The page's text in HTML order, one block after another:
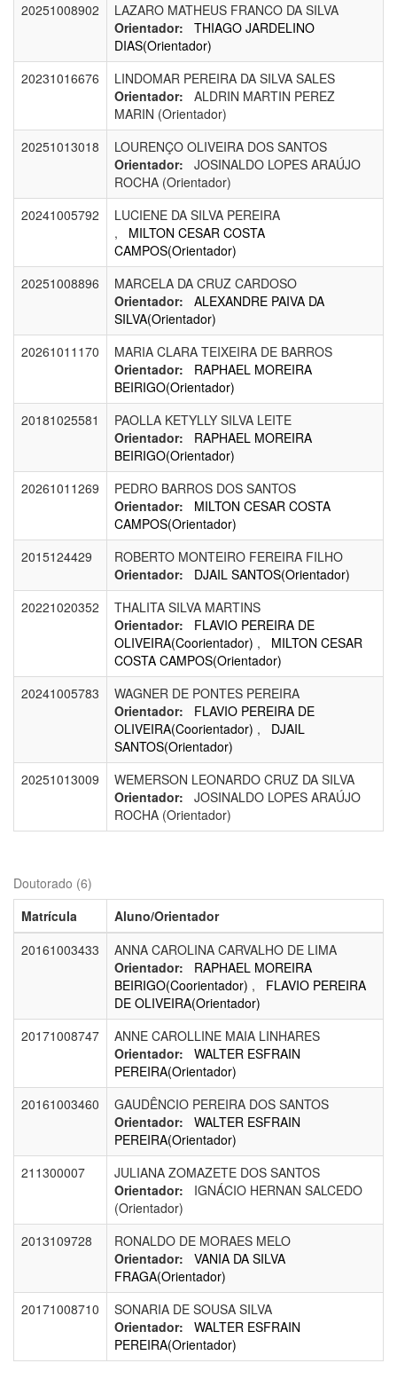
20251008902
LAZARO MATHEUS FRANCO DA SILVA
Orientador:
THIAGO JARDELINO
DIAS(Orientador)
20231016676
LINDOMAR PEREIRA DA SILVA SALES
Orientador: ALDRIN MARTIN PEREZ
MARIN (Orientador)
20251013018
LOURENÇO OLIVEIRA DOS SANTOS
Orientador: JOSINALDO LOPES ARAÚJO
ROCHA (Orientador)
20241005792
LUCIENE DA SILVA PEREIRA
, MILTON CESAR COSTA
CAMPOS(Orientador)
20251008896
MARCELA DA CRUZ CARDOSO
Orientador:
ALEXANDRE PAIVA DA
SILVA(Orientador)
20261011170
MARIA CLARA TEIXEIRA DE BARROS
Orientador:
RAPHAEL MOREIRA
BEIRIGO(Orientador)
20181025581
PAOLLA KETYLLY SILVA LEITE
Orientador:
RAPHAEL MOREIRA
BEIRIGO(Orientador)
20261011269
PEDRO BARROS DOS SANTOS
Orientador:
MILTON CESAR COSTA
CAMPOS(Orientador)
2015124429
ROBERTO MONTEIRO FEREIRA FILHO
Orientador:
DJAIL SANTOS(Orientador)
20221020352
THALITA SILVA MARTINS
Orientador:
FLAVIO PEREIRA DE
OLIVEIRA(Coorientador) , MILTON CESAR
COSTA CAMPOS(Orientador)
20241005783
WAGNER DE PONTES PEREIRA
Orientador:
FLAVIO PEREIRA DE
OLIVEIRA(Coorientador) , DJAIL
SANTOS(Orientador)
20251013009
WEMERSON LEONARDO CRUZ DA SILVA
Orientador: JOSINALDO LOPES ARAÚJO
ROCHA (Orientador)
Doutorado (6)
Matrícula
Aluno/Orientador
20161003433
ANNA CAROLINA CARVALHO DE LIMA
Orientador:
RAPHAEL MOREIRA
BEIRIGO(Coorientador) , FLAVIO PEREIRA
DE OLIVEIRA(Orientador)
20171008747
ANNE CAROLLINE MAIA LINHARES
Orientador:
WALTER ESFRAIN
PEREIRA(Orientador)
20161003460
GAUDÊNCIO PEREIRA DOS SANTOS
Orientador:
WALTER ESFRAIN
PEREIRA(Orientador)
211300007
JULIANA ZOMAZETE DOS SANTOS
Orientador: IGNÁCIO HERNAN SALCEDO
(Orientador)
2013109728
RONALDO DE MORAES MELO
Orientador:
VANIA DA SILVA
FRAGA(Orientador)
20171008710
SONARIA DE SOUSA SILVA
Orientador:
WALTER ESFRAIN
PEREIRA(Orientador)